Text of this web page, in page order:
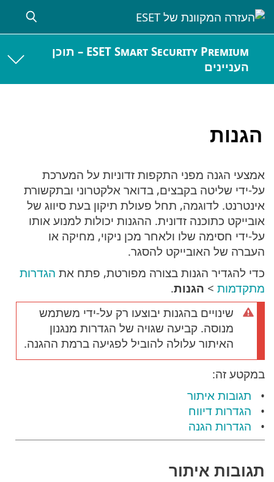
ESET Smart Security Premium – תוכן
העניינים
הגנות
אמצעי הגנה מפני התקפות זדוניות על המערכת
על-ידי שליטה בקבצים, בדואר אלקטרוני ובתקשורת
אינטרנט. לדוגמה, תחל פעולת תיקון בעת סיווג של
אובייקט כתוכנה זדונית. ההגנות יכולות למנוע אותו
על-ידי חסימה שלו ולאחר מכן ניקוי, מחיקה או
העברה של האובייקט להסגר.
כדי להגדיר הגנות בצורה מפורטת, פתח את הגדרות
מתקדמות > הגנות.
שינויים בהגנות יבוצעו רק על-ידי משתמש
מנוסה. קביעה שגויה של הגדרות מנגנון
האיתור עלולה להוביל לפגיעה ברמת ההגנה.
במקטע זה:
תגובות איתור
הגדרות דיווח
הגדרות הגנה
תגובות איתור